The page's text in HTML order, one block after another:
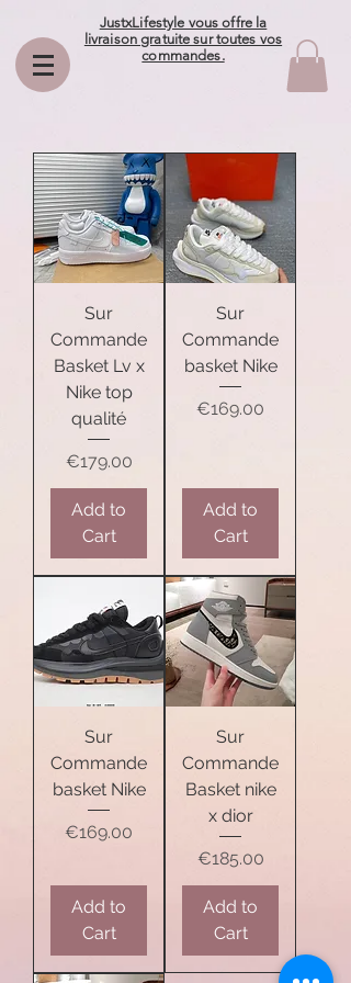
JustxLifestyle vous offre la
livraison gratuite sur toutes vos
commandes.
Sur
Commande
Basket Lv x
Nike top
qualité
Price
€179.00
Add to
Cart
Sur
Commande
basket Nike
Price
€169.00
Add to
Cart
Sur
Commande
basket Nike
Price
€169.00
Add to
Cart
Sur
Commande
Basket nike
x dior
Price
€185.00
Add to
Cart